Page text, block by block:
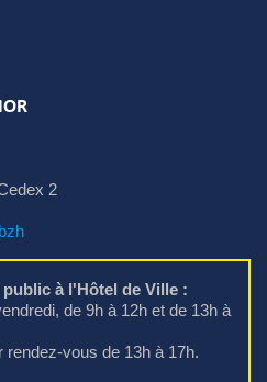
2
à l'Hôtel de Ville :
de 9h à 12h et de 13h à
rendez-vous de 13h à 17h.